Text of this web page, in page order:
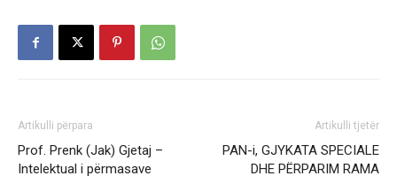
Artikulli përpara
Prof. Prenk (Jak) Gjetaj –
Intelektual i përmasave
Artikulli tjetër
PAN-i, GJYKATA SPECIALE
DHE PËRPARIM RAMA